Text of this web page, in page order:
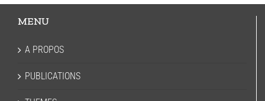
MENU
A PROPOS
PUBLICATIONS